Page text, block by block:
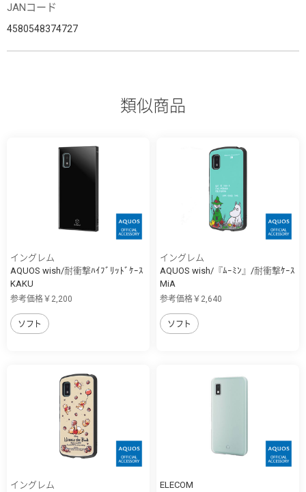
JANコード
4580548374727
類似商品
イングレム
AQUOS wish/耐衝撃ﾊｲﾌﾞﾘｯﾄﾞｹｰｽ
KAKU
参考価格￥2,200
ソフト
イングレム
AQUOS wish/『ﾑｰﾐﾝ』/耐衝撃ｹｰｽ
MiA
参考価格￥2,640
ソフト
イングレム
ELECOM